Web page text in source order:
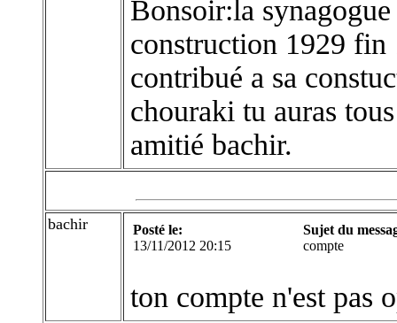
Bonsoir:la
construction 1929
contribué a sa
chouraki tu auras
amitié bachir.
bachir
Posté le:
13/11/2012 20:15
Sujet du
compte
ton compte n'est pas